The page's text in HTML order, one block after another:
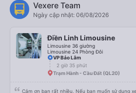
Vexere Team
Ngày cập nhật: 06/08/2026
Điền Linh Limousine
Limousine 36 giường
Limousine 24 Phòng Đôi
VP Bảo Lâm
2 giờ 35 phút
Trạm Hành - Cầu Đất (QL20)
Cảm ơn bạn rất nhiều. Nếu bạn muốn sử dụng